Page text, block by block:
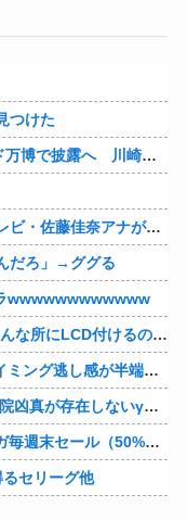
つけた
4本脚の乗り物「コルレオ」、30年リヤド万博で披露へ 川崎重工が35年発売目指す
【芸能】レインボー池田直人＆元読売テレビ・佐藤佳奈アナが結婚
だろ」→ググる
wwwwwwwwwwww
【PC電源】いったい誰に見せるためにそんな所にLCD付けるのかな
【AM4】さすがにDDR5へ乗り換えるタイミング逃し感が半端ない
『シュタインズ・ゲート リブート』鳳凰院凶真が存在しないγ（ガンマ）世界線が追加される
AmazonのアツさMax！心も踊る「マンガ毎週末セール（50%還元）」2日目襲来！他
セリーグ他